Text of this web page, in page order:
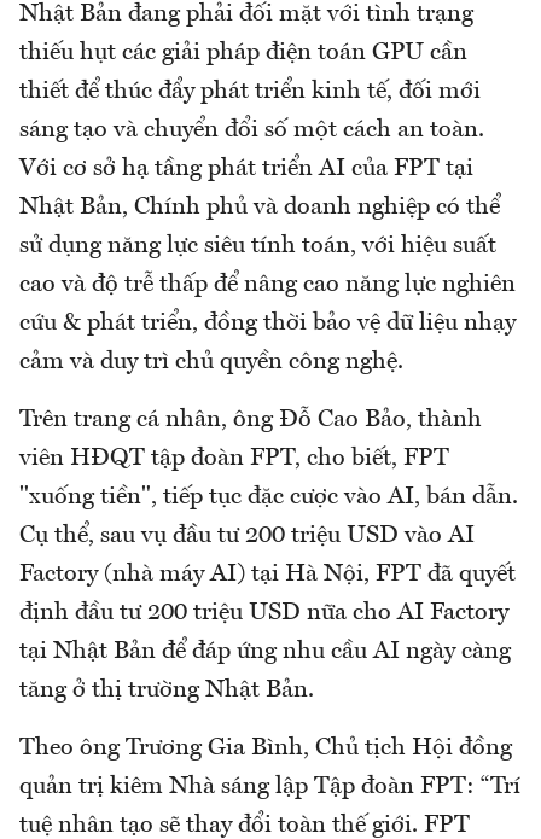
Nhật Bản đang phải đối mặt với tình trạng
thiếu hụt các giải pháp điện toán GPU cần
thiết để thúc đẩy phát triển kinh tế, đối mới
sáng tạo và chuyển đổi số một cách an toàn.
Với cơ sở hạ tầng phát triển AI của FPT tại
Nhật Bản, Chính phủ và doanh nghiệp có thể
sử dụng năng lực siêu tính toán, với hiệu suất
cao và độ trễ thấp để nâng cao năng lực nghiên
cứu & phát triển, đồng thời bảo vệ dữ liệu nhạy
cảm và duy trì chủ quyền công nghệ.
Trên trang cá nhân, ông Đỗ Cao Bảo, thành
viên HĐQT tập đoàn FPT, cho biết, FPT
"xuống tiền", tiếp tục đặc cược vào AI, bán dẫn.
Cụ thể, sau vụ đầu tư 200 triệu USD vào AI
Factory (nhà máy AI) tại Hà Nội, FPT đã quyết
định đầu tư 200 triệu USD nữa cho AI Factory
tại Nhật Bản để đáp ứng nhu cầu AI ngày càng
tăng ở thị trường Nhật Bản.
Theo ông Trương Gia Bình, Chủ tịch Hội đồng
quản trị kiêm Nhà sáng lập Tập đoàn FPT: “Trí
tuệ nhân tạo sẽ thay đổi toàn thế giới. FPT